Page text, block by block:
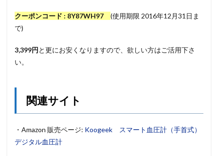
クーポンコード : 8Y87WH97 (使用期限 2016年12月31日ま
で)
3,399円と更にお安くなりますので、欲しい方はご活用下さ
い。
関連サイト
・Amazon 販売ページ: Koogeek スマート血圧計（手首式）
デジタル血圧計